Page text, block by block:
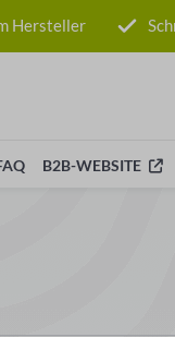
Hersteller
B2B-WEBSITE